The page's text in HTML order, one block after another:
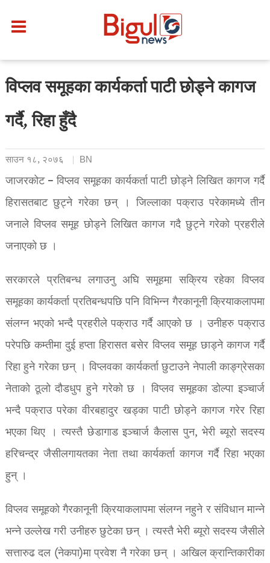
विप्लव समूहका कार्यकर्ता पाटी छोड्ने कागज
गर्दै, रिहा हुँदै
साउन १८, २०७६ BN
जाजरकोट – विप्लव समूहका कार्यकर्ता पाटी छोड्ने लिखित कागज गर्दै
हिरासतबाट छुट्ने गरेका छन् । जिल्लाका पक्राउ परेकामध्ये तीन
जनाले विप्लव समूह छोड्ने लिखित कागज गदै छुट्ने गरेको प्रहरीले
जनाएको छ ।
सरकारले प्रतिबन्ध लगाउनु अघि समूहमा सक्रिय रहेका विप्लव
समूहका कार्यकर्ता प्रतिबन्धपछि पनि विभिन्न गैरकानूनी क्रियाकलापमा
संलग्न भएको भन्दै प्रहरीले पक्राउ गर्दै आएको छ । उनीहरु पक्राउ
परेपछि कम्तीमा दुई हप्ता हिरासत बसेर विप्लव समूह छाड्ने कागज गर्दै
रिहा हुने गरेका छन् । विप्लवका कार्यकर्ता छुटाउने नेपाली काङ्ग्रेसका
नेताको ठूलो दौडधुप हुने गरेको छ । विप्लव समूहका डोल्पा इञ्चार्ज
भन्दै पक्राउ परेका वीरबहादुर खड्का पाटी छोड्ने कागज गरेर रिहा
भएका थिए । त्यस्तै छेडागाड इञ्चार्ज कैलास पुन, भेरी ब्यूरो सदस्य
हरिचन्द्र जैसीलगायतका नेता तथा कार्यकर्ता कागज गर्दै रिहा भएका
हुन् ।
विप्लव समूहको गैरकानूनी क्रियाकलापमा संलग्न नहुने र संविधान मान्ने
भन्ने उल्लेख गरी उनीहरु छुटेका छन् । त्यस्तै भेरी ब्यूरो सदस्य जैसीले
सत्तारुढ दल (नेकपा)मा प्रवेश नै गरेका छन् । अखिल क्रान्तिकारीका